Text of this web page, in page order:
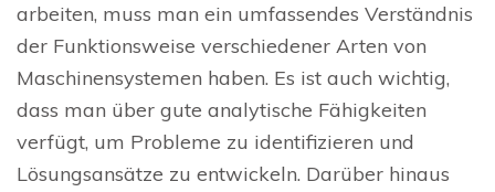
arbeiten, muss man ein umfassendes Verständnis
der Funktionsweise verschiedener Arten von
Maschinensystemen haben. Es ist auch wichtig,
dass man über gute analytische Fähigkeiten
verfügt, um Probleme zu identifizieren und
Lösungsansätze zu entwickeln. Darüber hinaus